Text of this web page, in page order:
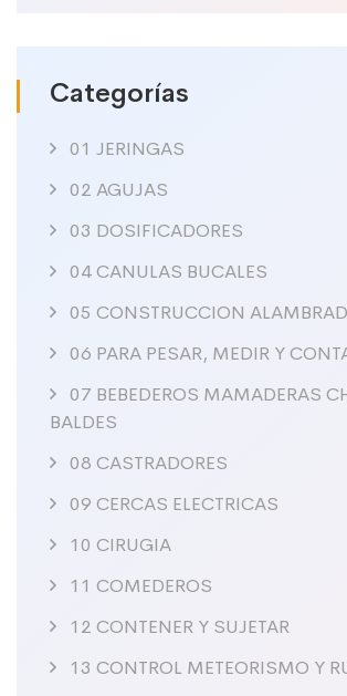
Categorías
01 JERINGAS
02 AGUJAS
03 DOSIFICADORES
04 CANULAS BUCALES
05 CONSTRUCCION
06 PARA PESAR, MEDIR Y
07 BEBEDEROS MAMADERAS
BALDES
08 CASTRADORES
09 CERCAS ELECTRICAS
10 CIRUGIA
11 COMEDEROS
12 CONTENER Y SUJETAR
13 CONTROL METEORISMO Y